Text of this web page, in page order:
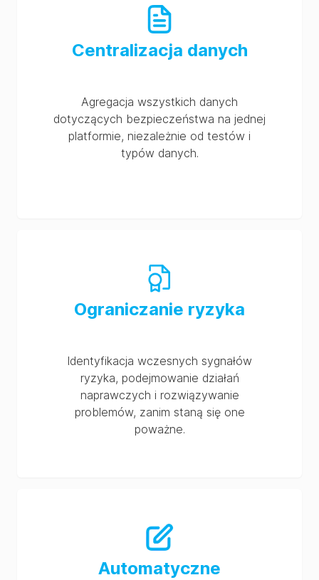
Centralizacja danych
Agregacja wszystkich danych
dotyczących bezpieczeństwa na jednej
platformie, niezależnie od testów i
typów danych.
Ograniczanie ryzyka
Identyfikacja wczesnych sygnałów
ryzyka, podejmowanie działań
naprawczych i rozwiązywanie
problemów, zanim staną się one
poważne.
Automatyczne